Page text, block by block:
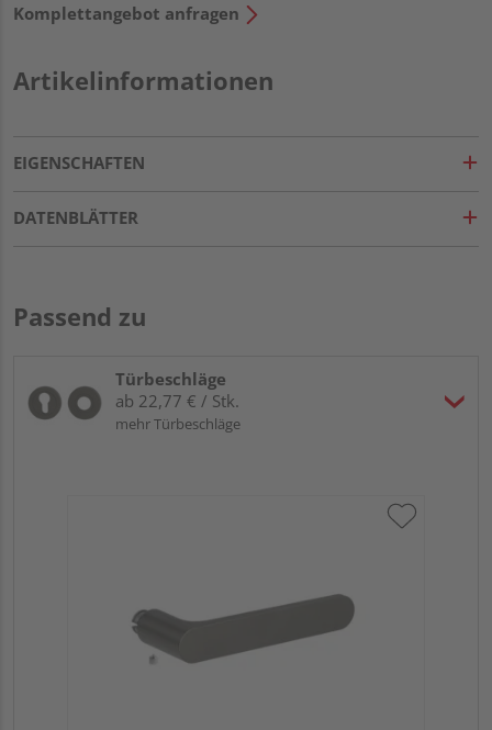
Komplettangebot anfragen
Artikelinformationen
EIGENSCHAFTEN
DATENBLÄTTER
Passend zu
Türbeschläge
ab 22,77 € / Stk.
mehr Türbeschläge